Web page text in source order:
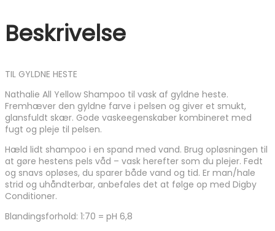
Beskrivelse
TIL GYLDNE HESTE
Nathalie All Yellow Shampoo til vask af gyldne heste.
Fremhæver den gyldne farve i pelsen og giver et smukt,
glansfuldt skær. Gode vaskeegenskaber kombineret med
fugt og pleje til pelsen.
Hæld lidt shampoo i en spand med vand. Brug opløsningen til
at gøre hestens pels våd – vask herefter som du plejer. Fedt
og snavs opløses, du sparer både vand og tid. Er man/hale
strid og uhåndterbar, anbefales det at følge op med Digby
Conditioner.
Blandingsforhold: 1:70 = pH 6,8